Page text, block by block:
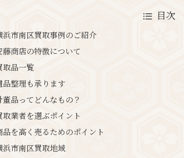
目次
浜市南区買取事例のご紹介
藤商店の特徴について
取品一覧
品整理も承ります
董品ってどんなもの？
取業者を選ぶポイント
品を高く売るためのポイント
浜市南区買取地域